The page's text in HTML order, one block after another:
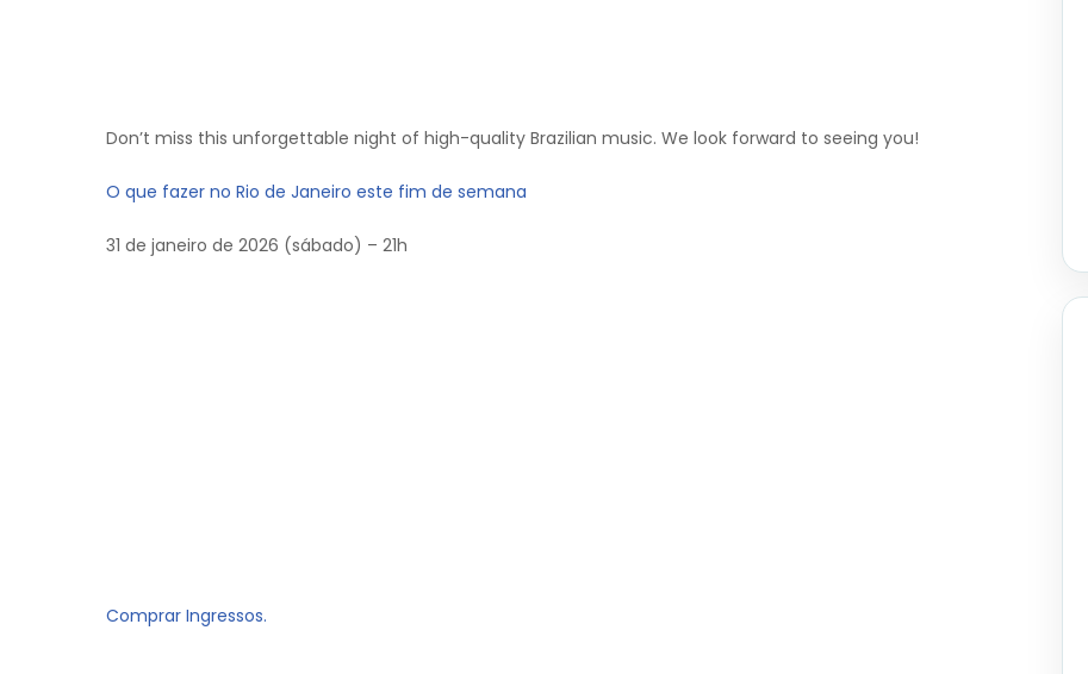
Don’t miss this unforgettable night of high-quality Brazilian music. We look forward to seeing you!
O que fazer no Rio de Janeiro este fim de semana
31 de janeiro de 2026 (sábado) – 21h
Comprar Ingressos.